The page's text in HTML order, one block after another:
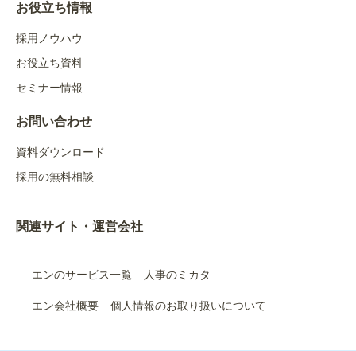
お役立ち情報
採用ノウハウ
お役立ち資料
セミナー情報
お問い合わせ
資料ダウンロード
採用の無料相談
関連サイト・運営会社
エンのサービス一覧 人事のミカタ
エン会社概要 個人情報のお取り扱いについて